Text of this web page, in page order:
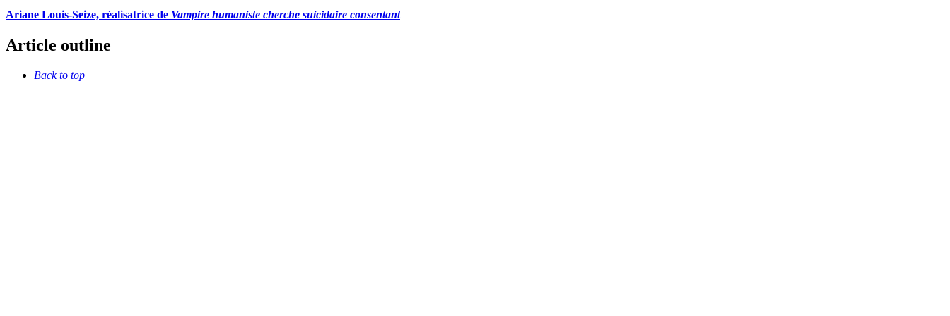
Ariane Louis-Seize, réalisatrice de Vampire humaniste cherche suicidaire consentant
Article outline
Back to top